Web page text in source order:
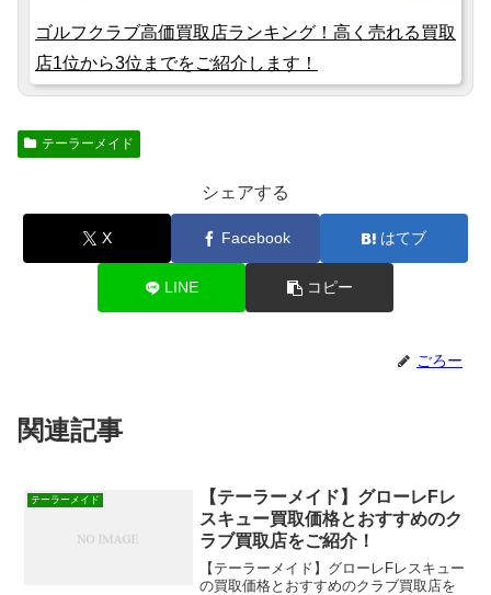
ゴルフクラブ高価買取店ランキング！高く売れる買取
店1位から3位までをご紹介します！
テーラーメイド
シェアする
X Facebook はてブ
LINE コピー
ごろー
関連記事
テーラーメイド
【テーラーメイド】グローレFレ
スキュー買取価格とおすすめのク
ラブ買取店をご紹介！
【テーラーメイド】グローレFレスキュー
の買取価格とおすすめのクラブ買取店を